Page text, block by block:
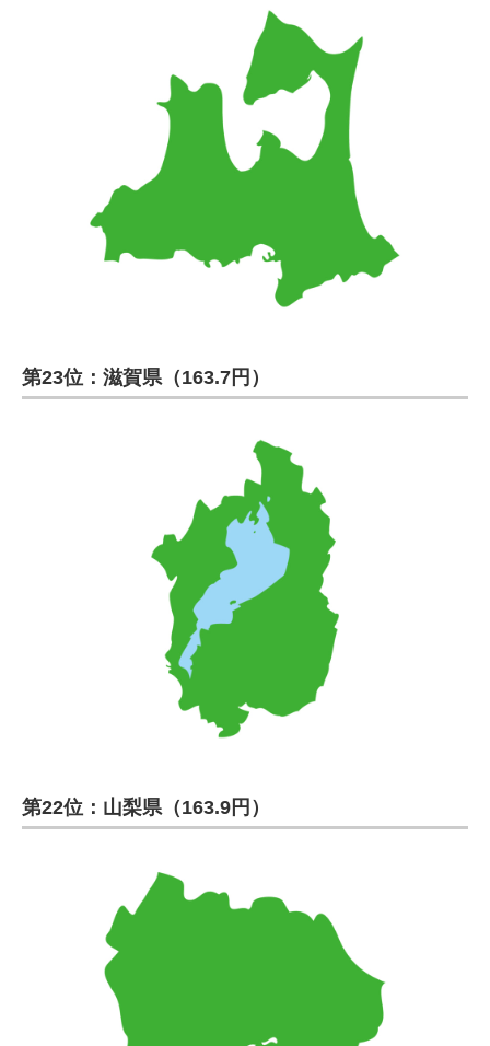
第23位：滋賀県（163.7円）
第22位：山梨県（163.9円）